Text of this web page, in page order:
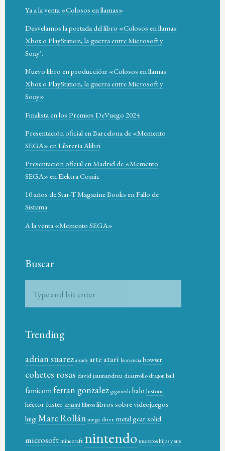
Ya a la venta «Colosos en llamas»
Desvelamos la portada del libro «Colosos en llamas:
Xbox o PlayStation, la guerra entre Microsoft y
Sony’.
Nuevo libro en producción: «Colosos en llamas:
Xbox o PlayStation, la guerra entre Microsoft y
Sony»
Finalista en los Premios DeVuego 2024
Presentación oficial en Barcelona de «Memento
SEGA» en Librería Alibri
Presentación oficial en Madrid de «Memento
SEGA» en Elektra Comic
10 años de Star-T Magazine Books en Fallo de
Sistema
A la venta «Memento SEGA»
Buscar
Trending
adrian suarez arcade arteatari biociencia bowser
cohetes rosas david jaumandreu desarrollodragon ball
famicomferran gonzalez gigamesh halo historia
héctor fuster konami libroslibros sobre videojuegos
luigiMarc Rollánmega drive metal gear solid
microsoftminecraft nintendonuestros hijos y sus